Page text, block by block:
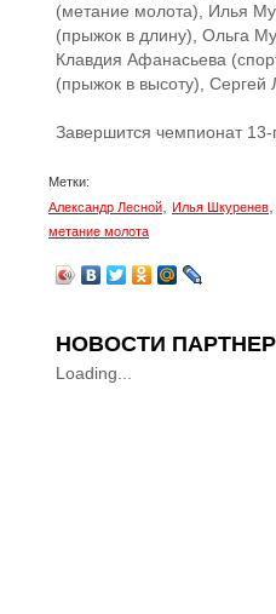
(метание молота), Илья
(прыжок в длину), Ольга
Клавдия Афанасьева
(прыжок в высоту),
Завершится чемпионат 13-
Метки:
Александр Лесной
Илья Шкуренев
метание молота
НОВОСТИ
Loading...